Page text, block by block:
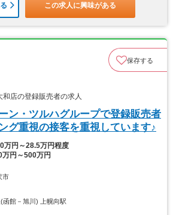
この求人に興味がある
保存する
店の登録販売者の求人
ン・ツルハグループで登録販売者
グ重視の接客を重視しています♪
万円～28.5万円程度
万円～500万円
市
(函館－旭川) 上幌向駅